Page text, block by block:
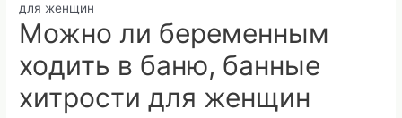
для женщин
Можно ли беременным
ходить в баню, банные
хитрости для женщин